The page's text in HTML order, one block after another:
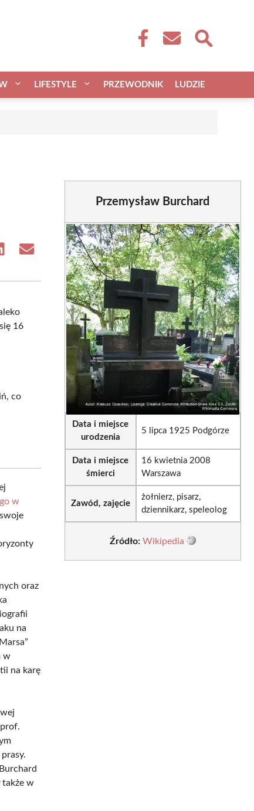
LIFESTYLE PRZEWODNIK LUDZIE
Share
16
co
w
oraz
na
w
na karę
także w
Przemysław Burchard
Data i miejsce
urodzenia
5 lipca 1925 Podgórze
Data i miejsce
śmierci
16 kwietnia 2008
Warszawa
Zawód, zajęcie
żołnierz, pisarz,
dziennikarz, speleolog
Źródło: Wikipedia